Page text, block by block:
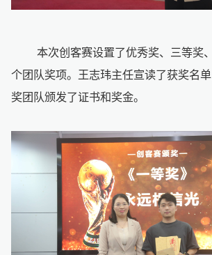
本次创客赛设置了优秀奖、三等奖
个团队奖项。王志玮主任宣读了获奖名
奖团队颁发了证书和奖金。